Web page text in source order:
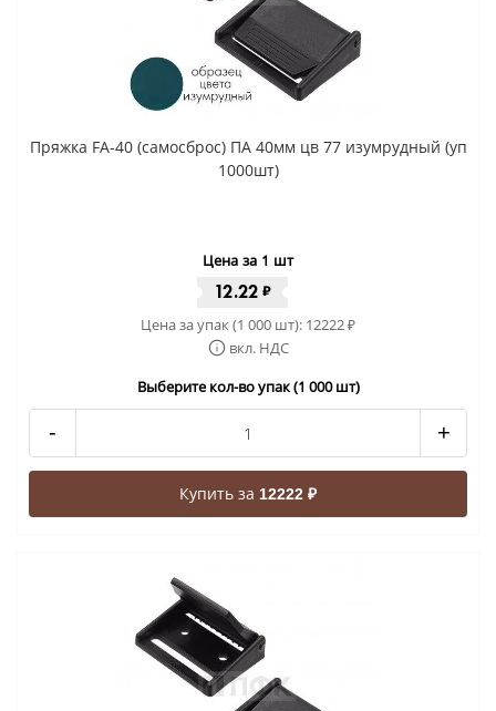
Пряжка FA-40 (самосброс) ПА 40мм цв 77 изумрудный (уп
1000шт)
Цена за 1 шт
12.22 ₽
Цена за упак (1 000 шт): 12222₽
вкл. НДС
Выберите кол-во упак (1 000 шт)
- +
Купить за 12222 ₽